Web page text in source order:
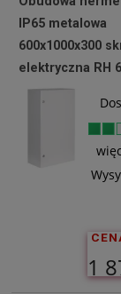
1
IP65 metalowa
600x1000x300
elektryczna RH
1